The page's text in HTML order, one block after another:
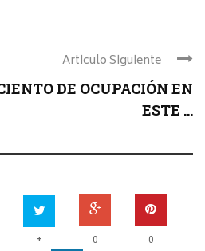
Articulo Siguiente
DE OCUPACIÓN EN
ESTE ...
+ 0 0